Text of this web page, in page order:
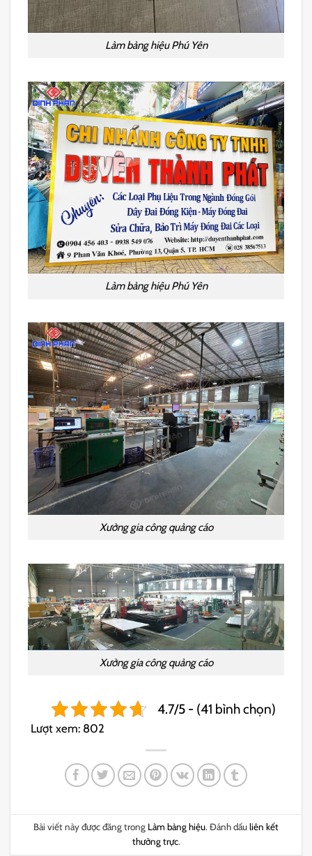
Làm bảng hiệu Phú Yên
Làm bảng hiệu Phú Yên
Xưởng gia công quảng cáo
Xưởng gia công quảng cáo
4.7/5 - (41 bình chọn)
Lượt xem: 802
Bài viết này được đăng trong Làm bảng hiệu. Đánh dấuliên kết
thường trực.